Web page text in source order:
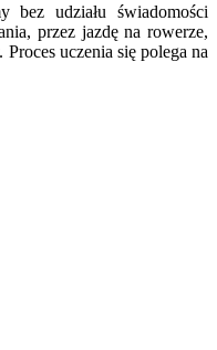
bez udziału świadomości
przez jazdę na rowerze,
uczenia się polega na